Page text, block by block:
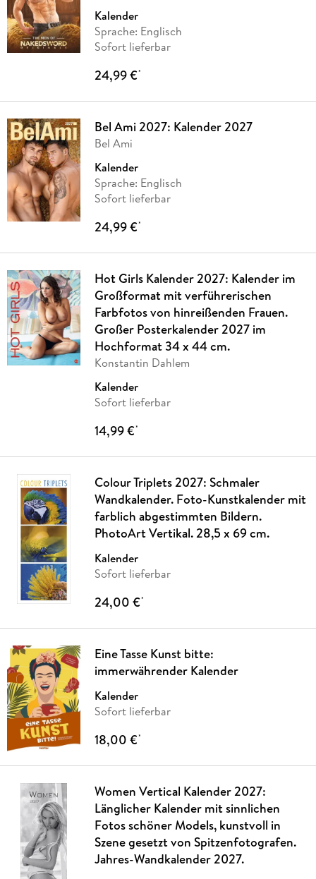
Kalender
Sprache: Englisch
Sofort lieferbar
24,99 €*
Bel Ami 2027: Kalender 2027
Bel Ami
Kalender
Sprache: Englisch
Sofort lieferbar
24,99 €*
Hot Girls Kalender 2027: Kalender im
Großformat mit verführerischen
Farbfotos von hinreißenden Frauen.
Großer Posterkalender 2027 im
Hochformat 34 x 44 cm.
Konstantin Dahlem
Kalender
Sofort lieferbar
14,99 €*
Colour Triplets 2027: Schmaler
Wandkalender. Foto-Kunstkalender mit
farblich abgestimmten Bildern.
PhotoArt Vertikal. 28,5 x 69 cm.
Kalender
Sofort lieferbar
24,00 €*
Eine Tasse Kunst bitte:
immerwährender Kalender
Kalender
Sofort lieferbar
18,00 €*
Women Vertical Kalender 2027:
Länglicher Kalender mit sinnlichen
Fotos schöner Models, kunstvoll in
Szene gesetzt von Spitzenfotografen.
Jahres-Wandkalender 2027.